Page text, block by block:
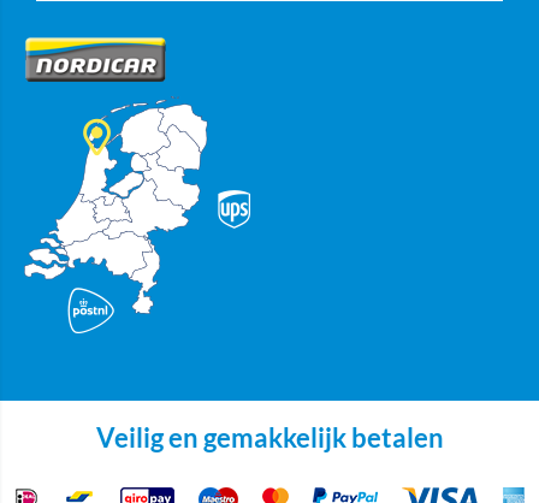
Veilig en gemakkelijk betalen